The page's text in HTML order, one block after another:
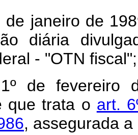
janeiro de
diária
- "OTN fiscal";
de fevereiro
que trata o art.
, assegurada